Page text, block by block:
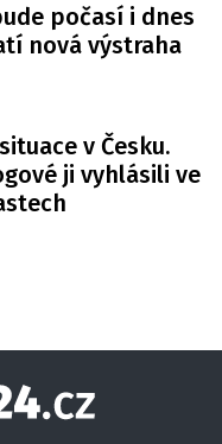
počasí i dnes
nová výstraha
v Česku.
ji vyhlásili ve
Globe24